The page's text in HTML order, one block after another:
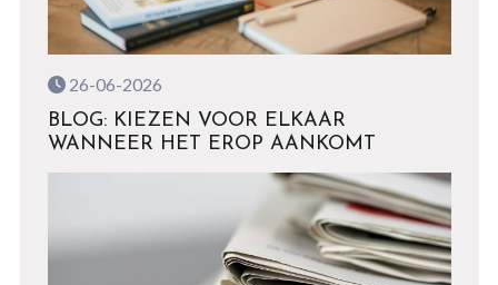
26-06-2026
BLOG: KIEZEN VOOR ELKAAR
WANNEER HET EROP AANKOMT